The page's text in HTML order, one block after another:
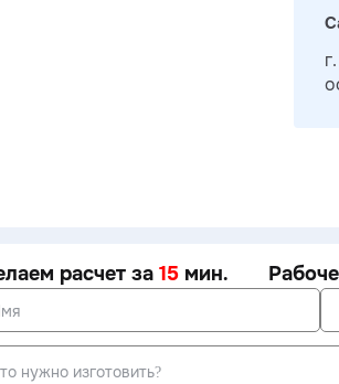
расчет за 15мин.